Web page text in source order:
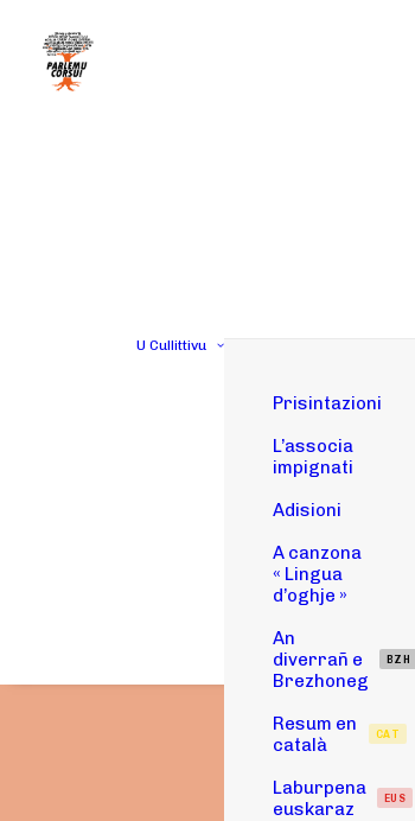
U Cullittivu
Prisintazioni
L’associa
impignati
Adisioni
A canzona
« Lingua
d’oghje »
An
diverrañ e
Brezhoneg
BZH
Resum en
català
CAT
Laburpena
euskaraz
EUS